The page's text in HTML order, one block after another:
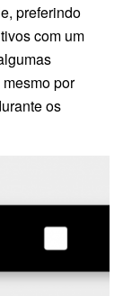
preferindo
com um
por
os